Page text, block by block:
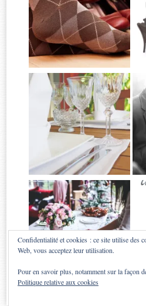
Confidentialité et cookies : ce site utilise des
Web, vous acceptez leur utilisation.
Pour en savoir plus, notamment sur la façon
Politique relative aux cookies